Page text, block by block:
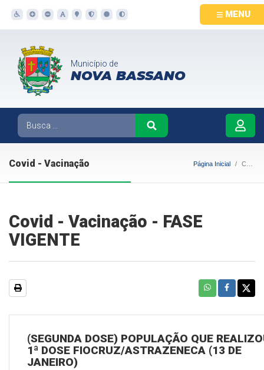
MENU
Município de
NOVA BASSANO
Covid - Vacinação Página Inicial Covid - Vacinação
Covid - Vacinação - FASE
VIGENTE
(SEGUNDA DOSE) POPULAÇÃO QUE
1ª DOSE FIOCRUZ/ASTRAZENECA (13 DE
JANEIRO)